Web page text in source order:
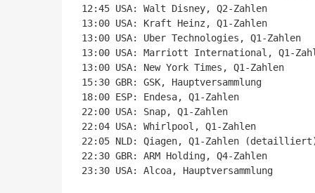
12:45 USA: Walt Disney, Q2-Zahlen
13:00 USA: Kraft Heinz, Q1-Zahlen
13:00 USA: Uber Technologies, Q1-Zahlen
13:00 USA: Marriott International, Q1-
13:00 USA: New York Times, Q1-Zahlen
15:30 GBR: GSK, Hauptversammlung
18:00 ESP: Endesa, Q1-Zahlen
22:00 USA: Snap, Q1-Zahlen
22:04 USA: Whirlpool, Q1-Zahlen
22:05 NLD: Qiagen, Q1-Zahlen
22:30 GBR: ARM Holding, Q4-Zahlen
23:30 USA: Alcoa, Hauptversammlung